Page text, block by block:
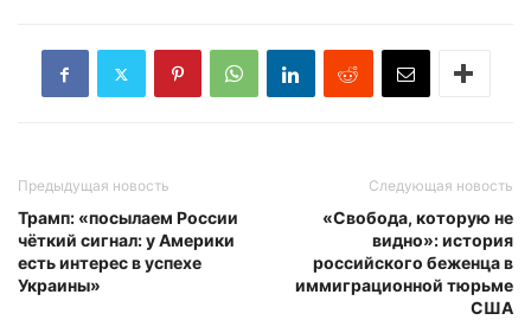
Предыдущая новость
Трамп: «посылаем России
чёткий сигнал: у Америки
есть интерес в успехе
Украины»
Следующая новость
«Свобода, которую не
видно»: история
российского беженца в
иммиграционной тюрьме
США